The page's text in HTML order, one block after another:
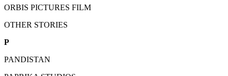
ORBIS PICTURES FILM
OTHER STORIES
P
PANDISTAN